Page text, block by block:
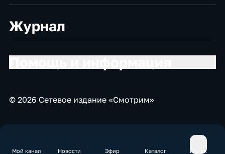
Мой канал Новости Эфир Каталог Поиск
Журнал
© 2026 Сетевое издание «Смотрим»